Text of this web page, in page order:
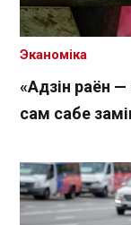
«Адзін раён
сам сабе
Эканоміка